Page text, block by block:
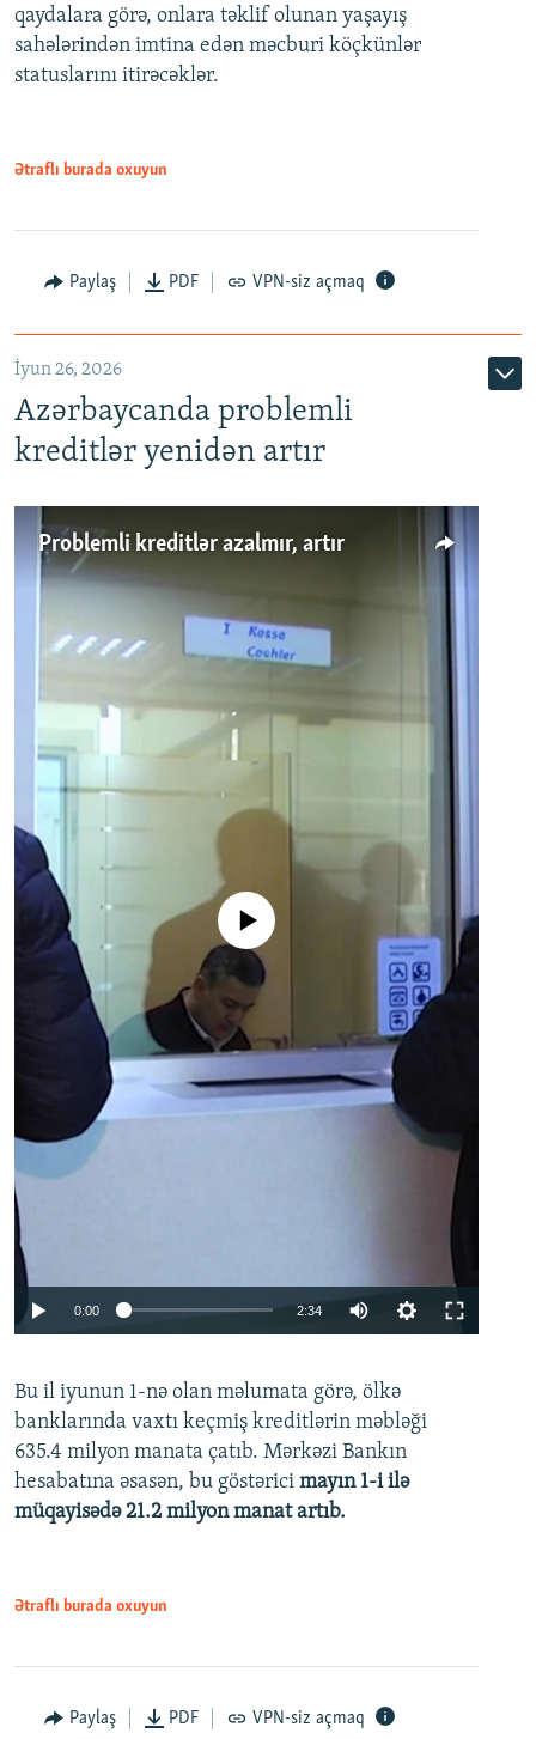
Auto 240p 360p 480p
720p 1080p
720p
qaydalara görə, onlara təklif olunan yaşayış
sahələrindən imtina edən məcburi köçkünlər
statuslarını itirəcəklər.
Ətraflı burada oxuyun
Paylaş PDF VPN-siz açmaq
İyun 26, 2026
Azərbaycanda problemli
kreditlər yenidən artır
Problemli kreditlər azalmır, artır
Auto 240p 360p 480p
No media source currently available
0:00 2:34
360p
480p
720p
Bu il iyunun 1-nə olan məlumata görə, ölkə
banklarında vaxtı keçmiş kreditlərin məbləği
635.4 milyon manata çatıb. Mərkəzi Bankın
hesabatına əsasən, bu göstərici mayın 1-i ilə
müqayisədə 21.2 milyon manat artıb.
Ətraflı burada oxuyun
Paylaş PDF VPN-siz açmaq